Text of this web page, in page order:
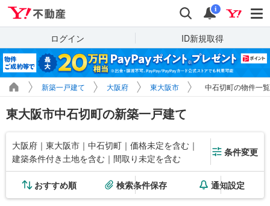
検索 通知
i
ログイン ID新規取得
新築一戸建て 大阪府 東大阪市 中石切町の物件一覧
東大阪市中石切町の新築一戸建て
大阪府｜東大阪市｜中石切町｜価格未定を含む｜
建築条件付き土地を含む｜間取り未定を含む
条件変更
おすすめ順 検索条件保存 通知設定